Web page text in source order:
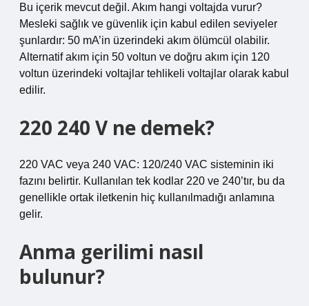
Bu içerik mevcut değil. Akım hangi voltajda vurur?
Mesleki sağlık ve güvenlik için kabul edilen seviyeler
şunlardır: 50 mA’in üzerindeki akım ölümcül olabilir.
Alternatif akım için 50 voltun ve doğru akım için 120
voltun üzerindeki voltajlar tehlikeli voltajlar olarak kabul
edilir.
220 240 V ne demek?
220 VAC veya 240 VAC: 120/240 VAC sisteminin iki
fazını belirtir. Kullanılan tek kodlar 220 ve 240’tır, bu da
genellikle ortak iletkenin hiç kullanılmadığı anlamına
gelir.
Anma gerilimi nasıl
bulunur?